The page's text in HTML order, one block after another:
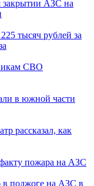
закрытии АЗС на
тысяч рублей за
СВО
в южной части
рассказал, как
пожара на АЗС
в поджоге на АЗС в